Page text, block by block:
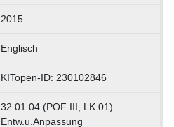
2015
Englisch
KITopen-ID: 230102846
32.01.04 (POF III, LK 01)
Entw.u.Anpassung